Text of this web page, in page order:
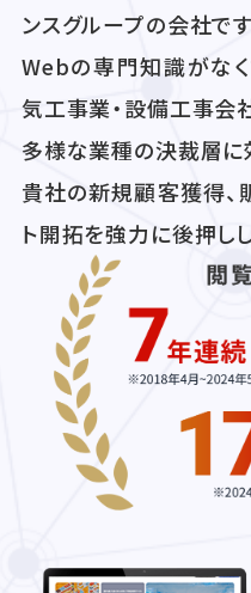
ンスグループの会社です
Webの専門知識がな
気工事業・設備工事会
多様な業種の決裁層に
貴社の新規顧客獲得、
ト開拓を強力に後押し